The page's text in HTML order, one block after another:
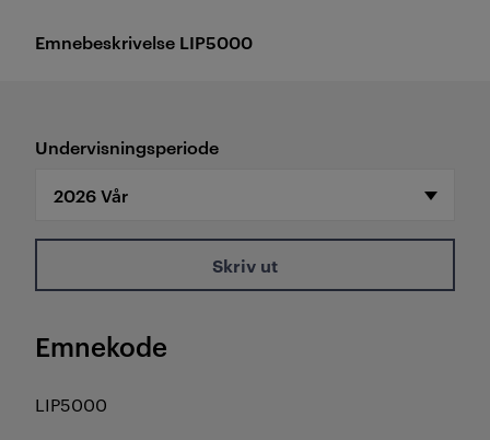
Emnebeskrivelse LIP5000
Undervisningsperiode
Skriv ut
Emnekode
LIP5000